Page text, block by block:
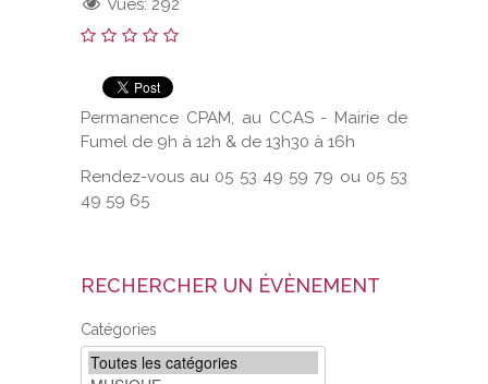
SPORTS ET LOISIRS
CULTURE ET PATRIMOINE
DÉCISIONS & DÉLIBÉRATIONS
RENDEZ-VOUS EN LIGNE
Vues: 292
Permanence CPAM, au CCAS - Mairie de
Fumel de 9h à 12h & de 13h30 à 16h
Rendez-vous au 05 53 49 59 79 ou 05 53
49 59 65
RECHERCHER UN ÉVÈNEMENT
Catégories